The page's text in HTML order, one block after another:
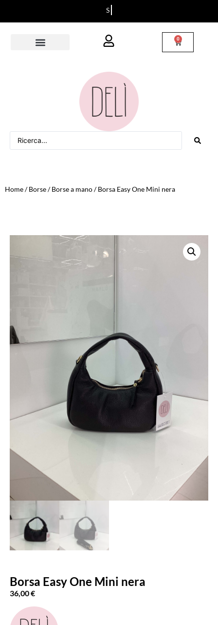
Sp
0
Home/Borse/Borse a mano/ Borsa Easy One Mini nera
Borsa Easy One Mini nera
36,00€